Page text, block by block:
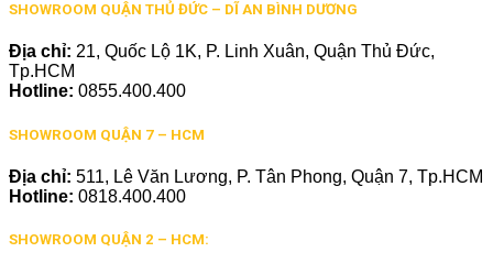
SHOWROOM QUẬN THỦ ĐỨC – DĨ AN BÌNH DƯƠNG
Địa chỉ: 21, Quốc Lộ 1K, P. Linh Xuân, Quận Thủ Đức,
Tp.HCM
Hotline: 0855.400.400
SHOWROOM QUẬN 7 – HCM
Địa chỉ: 511, Lê Văn Lương, P. Tân Phong, Quận 7, Tp.HCM
Hotline: 0818.400.400
SHOWROOM QUẬN 2 – HCM: